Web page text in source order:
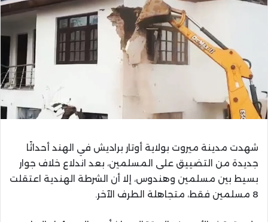
شهدت مدينة ميروت بولاية أوتار براديش في الهند أحداثًا
جديدة من التضييق على المسلمين، بعد اندلاع خلاف جوار
بسيط بين مسلمين وهندوس، إلا أن الشرطة الهندية اعتقلت
8 مسلمين فقط، متجاهلة الطرف الآخر.